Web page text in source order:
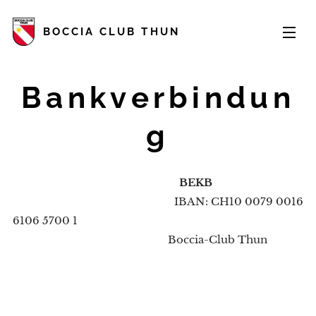
BOCCIA CLUB THUN
Bankverbindun
g
BEKB
IBAN: CH10 0079 0016
6106 5700 1
Boccia-Club Thun